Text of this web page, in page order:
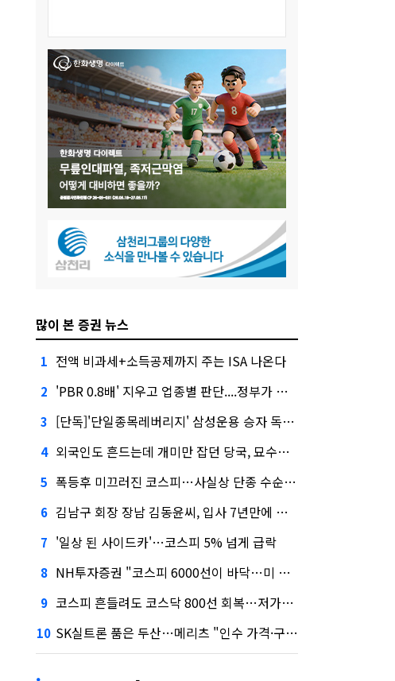
많이 본 증권 뉴스
1 전액 비과세+소득공제까지 주는 ISA 나온다
2 'PBR 0.8배' 지우고 업종별 판단....정부가 제시한 '주가 누르기' 방지법
3 [단독]'단일종목레버리지' 삼성운용 승자 독식...운용수익 미래에셋의 6배
4 외국인도 흔드는데 개미만 잡던 당국, 묘수는 과다호가부담금?
5 폭등후 미끄러진 코스피…사실상 단종 수순 밟는 '단종레'
6 김남구 회장 장남 김동윤씨, 입사 7년만에 한투증권 임원 승진
7 '일상 된 사이드카'…코스피 5% 넘게 급락
8 NH투자증권 "코스피 6000선이 바닥…미 금리 안정 후 추가 회복"
9 코스피 흔들려도 코스닥 800선 회복…저가매수세 유입
10 SK실트론 품은 두산…메리츠 "인수 가격·구조 모두 기대 이상"